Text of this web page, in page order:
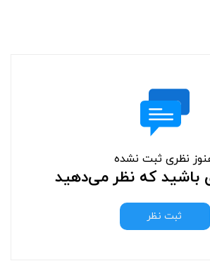
نظری ثبت نشده
باشید که نظر می‌دهید
ثبت نظر